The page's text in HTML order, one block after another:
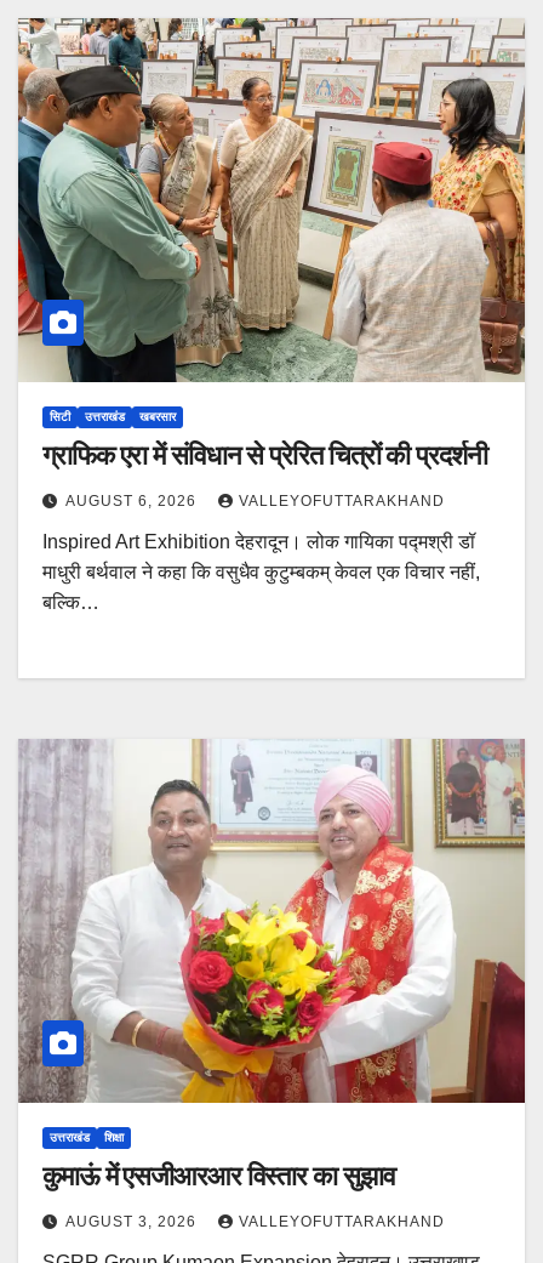
सिटी उत्तराखंड खबरसार
ग्राफिक एरा में संविधान से प्रेरित चित्रों की प्रदर्शनी
AUGUST 6, 2026 VALLEYOFUTTARAKHAND
Inspired Art Exhibition देहरादून। लोक गायिका पद्मश्री डॉ
माधुरी बर्थवाल ने कहा कि वसुधैव कुटुम्बकम् केवल एक विचार नहीं,
बल्कि…
उत्तराखंड शिक्षा
कुमाऊं में एसजीआरआर विस्तार का सुझाव
AUGUST 3, 2026 VALLEYOFUTTARAKHAND